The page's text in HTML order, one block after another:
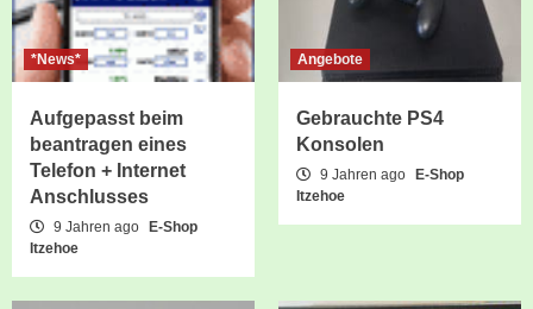
*News*
Aufgepasst beim
beantragen eines
Telefon + Internet
Anschlusses
9 Jahren ago
E-Shop
Itzehoe
Angebote
Gebrauchte PS4
Konsolen
9 Jahren ago
E-Shop
Itzehoe